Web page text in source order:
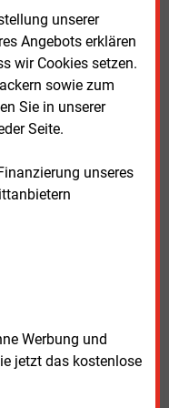
unserer
Angebots erklären
wir Cookies setzen.
sowie zum
Sie in unserer
Seite.
unseres
Werbung und
jetzt das kostenlose
(+/-)
2023
Mrd.
-27 %
Mrd.
Mrd.
-31 %
in der
+98